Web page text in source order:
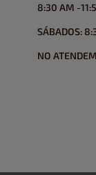
8:30 AM -
SÁBADOS:
NO